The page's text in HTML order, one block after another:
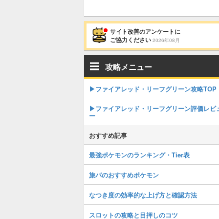
サイト改善のアンケートに
ご協力ください 2026年08月
攻略メニュー
▶︎ファイアレッド・リーフグリーン攻略TOP
▶︎ファイアレッド・リーフグリーン評価レビ
ー
おすすめ記事
最強ポケモンのランキング・Tier表
旅パのおすすめポケモン
なつき度の効率的な上げ方と確認方法
スロットの攻略と目押しのコツ